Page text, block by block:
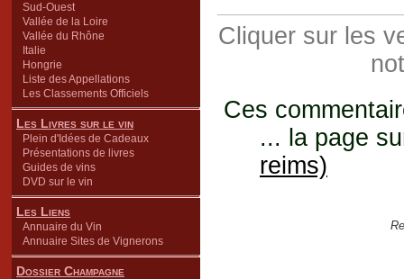
Sud-Ouest
Vallée de la Loire
Vallée du Rhône
Italie
Hongrie
Liste des Appellations
Les Classements Officiels
Les Livres sur le vin
Plein d'Idées de Cadeaux
Présentations de livres
Guides de vins
DVD sur le vin
Les Liens
Annuaire du Vin
Annuaire Sites de Vignerons
Dossier Champagne
Cliquer sur les
Ces
... la page
reims)